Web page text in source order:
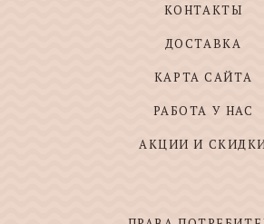
КОНТАКТЫ
ДОСТАВКА
КАРТА САЙТА
РАБОТА У НАС
АКЦИИ И